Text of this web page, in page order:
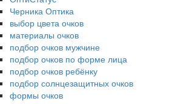
Черника Оптика
выбор цвета очков
материалы очков
подбор очков мужчине
подбор очков по форме лица
подбор очков ребёнку
подбор солнцезащитных очков
формы очков